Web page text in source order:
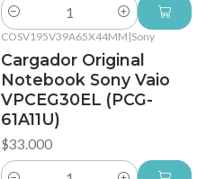
Cantidad
COSV195V39A65X44MM |Sony
Cargador Original
Notebook Sony Vaio
VPCEG30EL (PCG-
61A11U)
$33.000